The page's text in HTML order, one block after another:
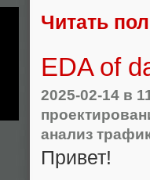
Читать
EDA of
2025-02-14 в
анализ
Привет!